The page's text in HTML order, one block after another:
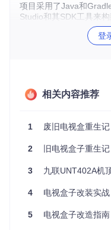
项目采用了Java和
Studio和其SDK工具来
于有经验的Linux用户。
安全研究：测试移动
为。
企业安全 ：监控员工
请注意，不合法的使用
项目特点
兼容性广：支持
登
相关内容推荐
1 废旧电视盒重生记
2 旧电视盒子重生记
3 九联UNT402A机顶盒解
4 电视盒子改装实战：创维
5 电视盒子改造指南：零